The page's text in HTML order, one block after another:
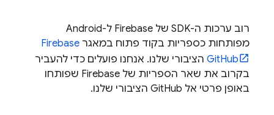
רוב ערכות ה-SDK של Firebase ל-Android
מפותחות כספריות בקוד פתוח במאגר Firebase
GitHub הציבורי שלנו. אנחנו פועלים כדי להעביר
בקרוב את שאר הספריות של Firebase שפותחו
באופן פרטי אל GitHub הציבורי שלנו.